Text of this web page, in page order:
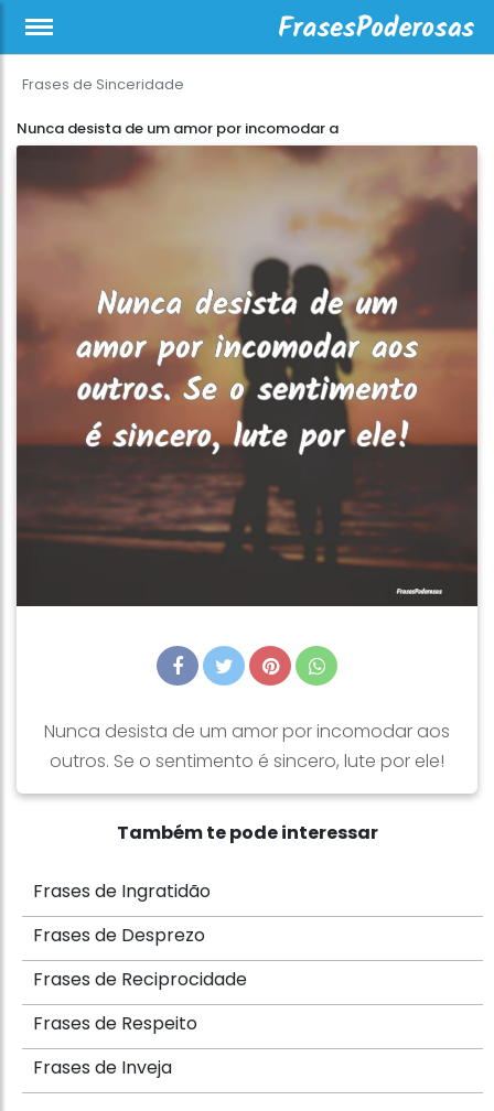
Frases de Sinceridade
Nunca desista de um amor por incomodar a
Nunca desista de um amor por incomodar aos
outros. Se o sentimento é sincero, lute por ele!
Também te pode interessar
Frases de Ingratidão
Frases de Desprezo
Frases de Reciprocidade
Frases de Respeito
Frases de Inveja